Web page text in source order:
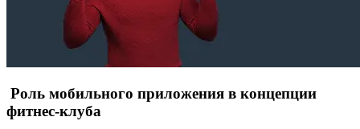
Роль мобильного приложения в концепции
фитнес-клуба